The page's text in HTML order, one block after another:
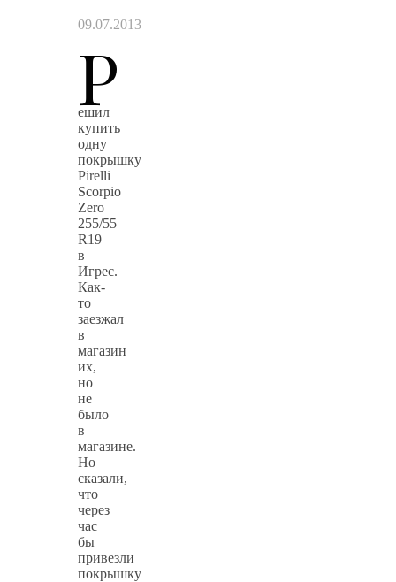
09.07.2013
Р
ешил
купить
одну
покрышку
Pirelli
Scorpio
Zero
255/55
R19
в
Игрес.
Как-
то
заезжал
в
магазин
их,
но
не
было
в
магазине.
Но
сказали,
что
через
час
бы
привезли
покрышку